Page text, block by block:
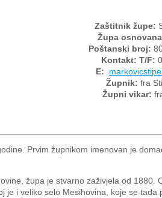
Zaštitnik župe:
Župa
Poštanski broj:
Kontakt: T/F:
E:
Župnik: fra
Župni vikar:
Prvim župnikom imenovan je
župa je stvarno zaživjela od
i veliko selo Mesihovina, koje se